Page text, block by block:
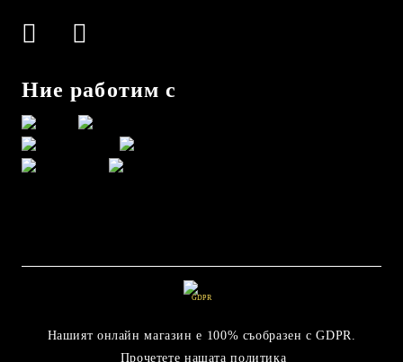
Ние работим с
GDPR
Нашият онлайн магазин е 100% съобразен с GDPR.
Прочетете нашата политика